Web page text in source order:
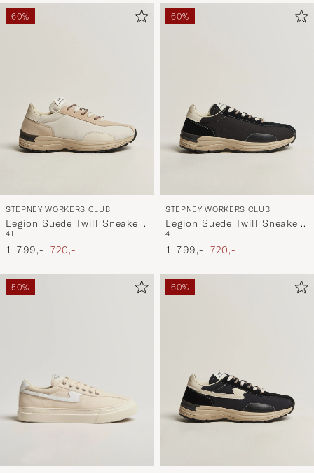
60%
STEPNEY WORKERS CLUB
Legion Suede Twill Sneaker
Oat
41
Ordinær pris
1 799,- Nedsatt pris
720,-
60%
STEPNEY WORKERS CLUB
Legion Suede Twill Sneaker
Black
41
Ordinær pris
1 799,- Nedsatt pris
720,-
50% 60%